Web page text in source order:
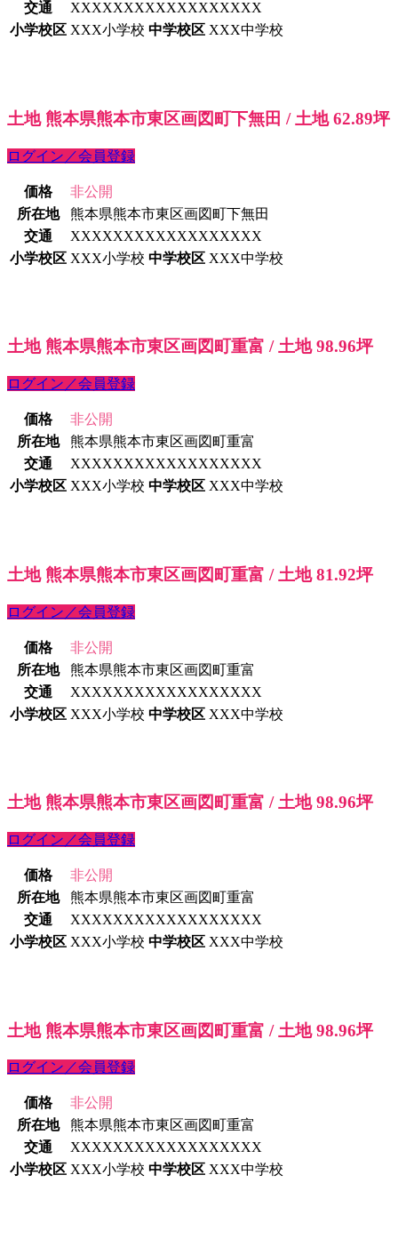
交通
XXXXXXXXXXXXXXXXXX
小学校区 XXX小学校 中学校区 XXX中学校
土地 熊本県熊本市東区画図町下無田 / 土地 62.89坪
ログイン／会員登録
価格
非公開
所在地
熊本県熊本市東区画図町下無田
交通
XXXXXXXXXXXXXXXXXX
小学校区 XXX小学校 中学校区 XXX中学校
土地 熊本県熊本市東区画図町重富 / 土地 98.96坪
ログイン／会員登録
価格
非公開
所在地
熊本県熊本市東区画図町重富
交通
XXXXXXXXXXXXXXXXXX
小学校区 XXX小学校 中学校区 XXX中学校
土地 熊本県熊本市東区画図町重富 / 土地 81.92坪
ログイン／会員登録
価格
非公開
所在地
熊本県熊本市東区画図町重富
交通
XXXXXXXXXXXXXXXXXX
小学校区 XXX小学校 中学校区 XXX中学校
土地 熊本県熊本市東区画図町重富 / 土地 98.96坪
ログイン／会員登録
価格
非公開
所在地
熊本県熊本市東区画図町重富
交通
XXXXXXXXXXXXXXXXXX
小学校区 XXX小学校 中学校区 XXX中学校
土地 熊本県熊本市東区画図町重富 / 土地 98.96坪
ログイン／会員登録
価格
非公開
所在地
熊本県熊本市東区画図町重富
交通
XXXXXXXXXXXXXXXXXX
小学校区 XXX小学校 中学校区 XXX中学校